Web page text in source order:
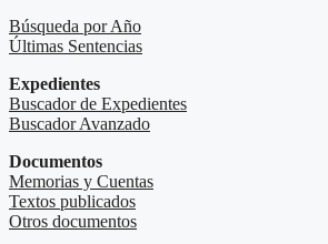
Búsqueda por Año
Últimas Sentencias
Expedientes
Buscador de Expedientes
Buscador Avanzado
Documentos
Memorias y Cuentas
Textos publicados
Otros documentos